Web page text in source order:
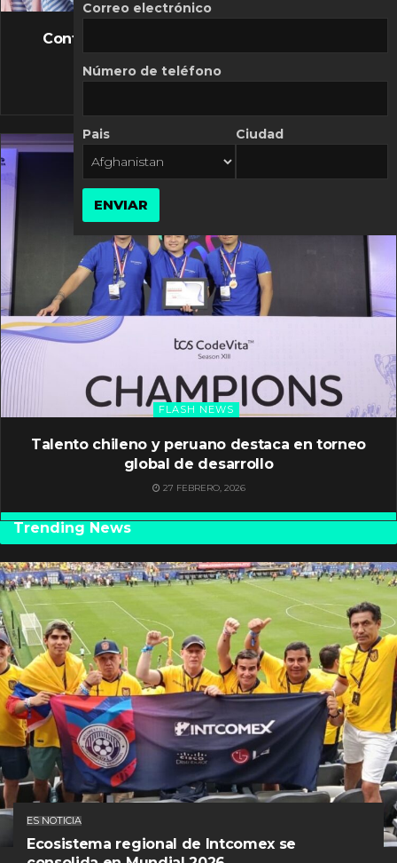
FLASH NEWS
Controversia de Mercado Libre por costos
10 MARZO, 2026
FLASH NEWS
Talento chileno y peruano destaca en torneo
global de desarrollo
27 FEBRERO, 2026
Trending News
ES NOTICIA
Ecosistema regional de Intcomex se
Correo electrónico
Número de teléfono
Pais Ciudad
ENVIAR